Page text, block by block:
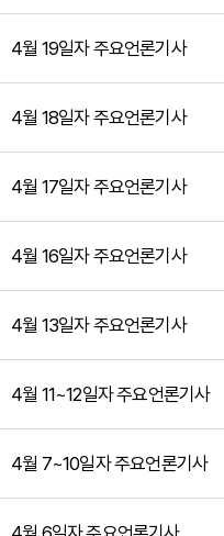
4월 19일자 주요언론기사
4월 18일자 주요언론기사
4월 17일자 주요언론기사
4월 16일자 주요언론기사
4월 13일자 주요언론기사
4월 11~12일자 주요언론기사
4월 7~10일자 주요언론기사